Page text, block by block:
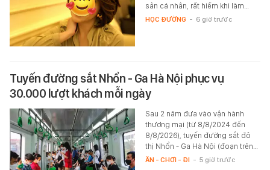
sản cá nhân, rất hiếm khi làm…
HỌC ĐƯỜNG - 6 giờ trước
Tuyến đường sắt Nhổn - Ga Hà Nội phục vụ
30.000 lượt khách mỗi ngày
Sau 2 năm đưa vào vận hành
thương mại (từ 8/8/2024 đến
8/8/2026), tuyến đường sắt đô
thị Nhổn - Ga Hà Nội (đoạn trên…
ĂN - CHƠI - ĐI - 5 giờ trước